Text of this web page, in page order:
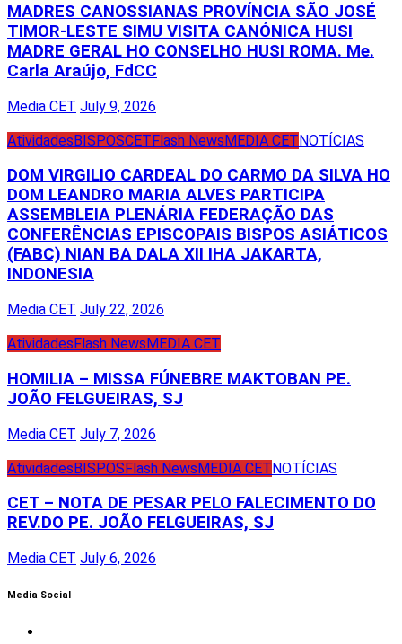
MADRES CANOSSIANAS PROVÍNCIA SÃO JOSÉ
TIMOR-LESTE SIMU VISITA CANÓNICA HUSI
MADRE GERAL HO CONSELHO HUSI ROMA. Me.
Carla Araújo, FdCC
Media CET July 9, 2026
AtividadesBISPOSCETFlash NewsMEDIA CETNOTÍCIAS
DOM VIRGILIO CARDEAL DO CARMO DA SILVA HO
DOM LEANDRO MARIA ALVES PARTICIPA
ASSEMBLEIA PLENÁRIA FEDERAÇÃO DAS
CONFERÊNCIAS EPISCOPAIS BISPOS ASIÁTICOS
(FABC) NIAN BA DALA XII IHA JAKARTA,
INDONESIA
Media CET July 22, 2026
AtividadesFlash NewsMEDIA CET
HOMILIA – MISSA FÚNEBRE MAKTOBAN PE.
JOÃO FELGUEIRAS, SJ
Media CET July 7, 2026
AtividadesBISPOSFlash NewsMEDIA CETNOTÍCIAS
CET – NOTA DE PESAR PELO FALECIMENTO DO
REV.DO PE. JOÃO FELGUEIRAS, SJ
Media CET July 6, 2026
Media Social